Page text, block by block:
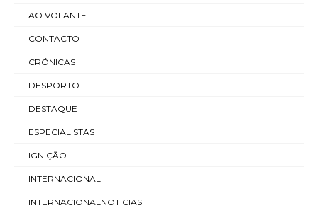
AO VOLANTE
CONTACTO
CRÓNICAS
DESPORTO
DESTAQUE
ESPECIALISTAS
IGNIÇÃO
INTERNACIONAL
INTERNACIONALNOTICIAS